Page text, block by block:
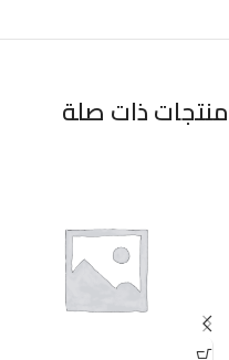
منتجات ذات صلة